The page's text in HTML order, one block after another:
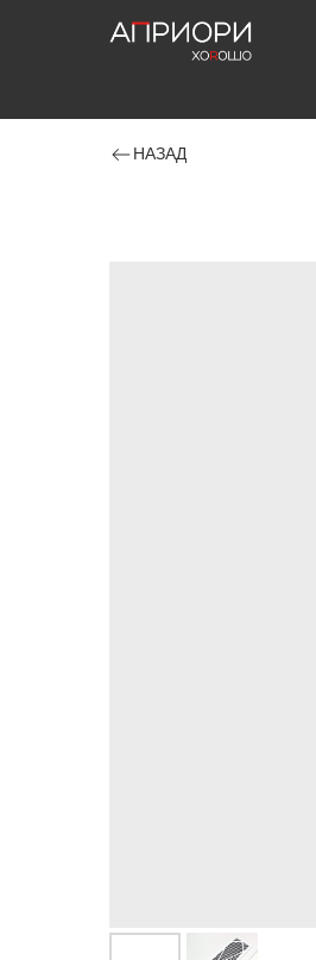
НАЗАД